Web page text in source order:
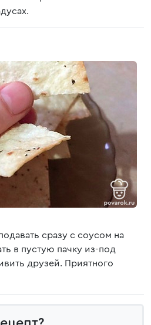
сразу с соусом на
в пустую пачку из-под
друзей. Приятного